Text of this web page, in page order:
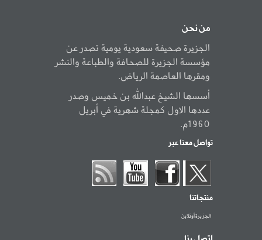
من نحن
الجزيرة صحيفة سعودية يومية تصدر عن
مؤسسة الجزيرة للصحافة والطباعة والنشر
ومقرها العاصمة الرياض.
أسسها الشيخ عبدالله بن خميس وصدر
عددها الاول كمجلة شهرية في أبريل
1960م.
تواصل معنا عبر
منتجاتنا
الجزيرة أونلاين